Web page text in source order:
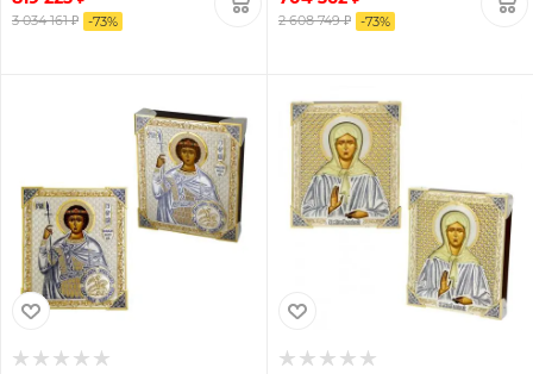
3 034 161 ₽ -73% 2 608 749 ₽ -73%